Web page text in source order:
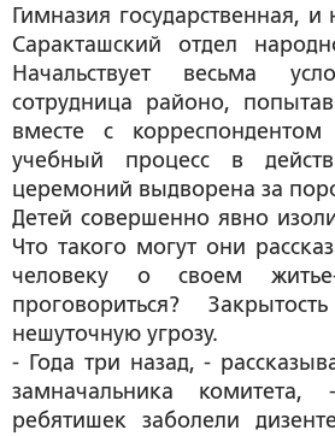
Гимназия государственная, и
Саракташский отдел
Начальствует весьма
сотрудница районо,
вместе с
учебный процесс в
церемоний выдворена за
Детей совершенно явно
Что такого могут они
человеку о своем
проговориться?
нешуточную угрозу.
- Года три назад, -
замначальника
ребятишек заболели